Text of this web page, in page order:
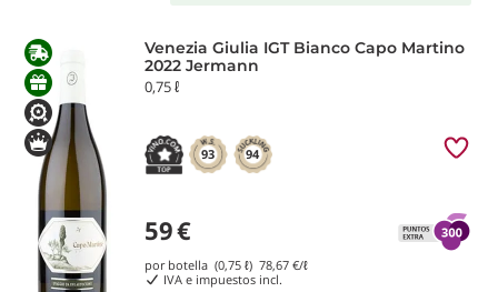
Venezia Giulia IGT Bianco Capo Martino
2022 Jermann
0,75 ℓ
93 94
59€
por botella (0,75 ℓ) 78,67 €/ℓ
IVA e impuestos incl.